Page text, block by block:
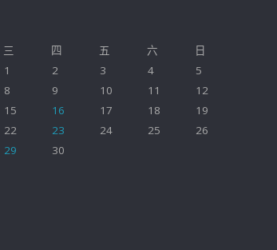
三 四 五 六
日
1
2 3 4
5
8 9 10 11
12
15 16 17 18
19
22 23 24 25
26
29 30